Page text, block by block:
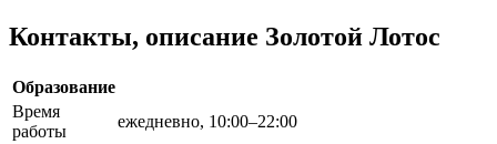
Контакты, описание Золотой Лотос
Образование
Время
работы
ежедневно, 10:00–22:00